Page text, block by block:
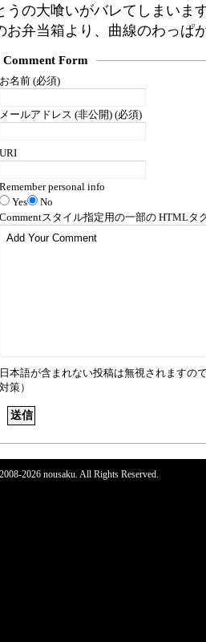
うの大喰いがバレてしまいま
お弁当箱より、曲線のわっぱ
Comment Form
お名前 (必須)
メールアドレス (非公開) (必須)
URI
Remember personal info
Yes
No
Commentスタイル指定用の一部の HTMLタ
日本語が含まれない投稿は無視されますの
対策）
2026 nousaku. All Rights Reserved.